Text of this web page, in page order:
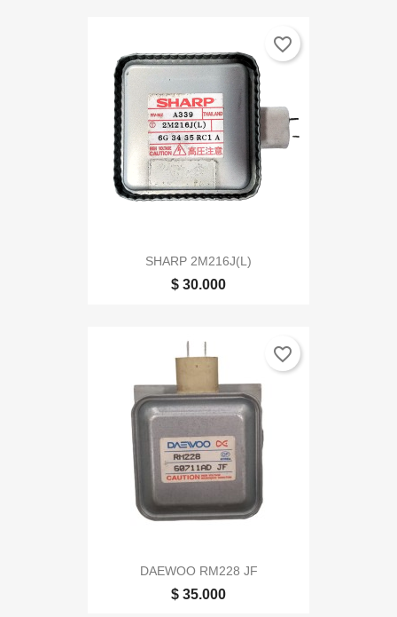
SHARP 2M216J(L)
$ 30.000
favorite_border
DAEWOO RM228 JF
$ 35.000
favorite_border